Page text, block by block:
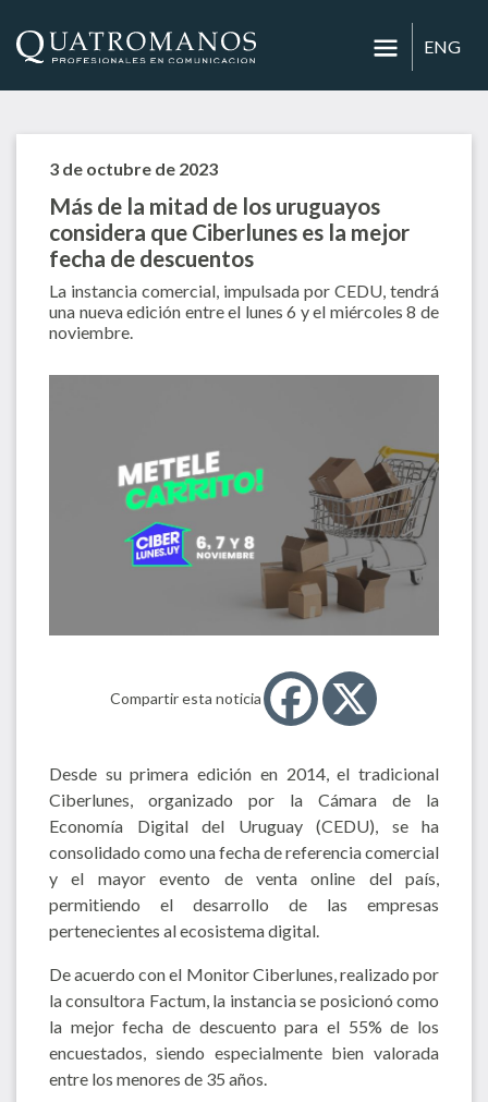
ENG
3 de octubre de 2023
Más de la mitad de los uruguayos
considera que Ciberlunes es la mejor
fecha de descuentos
La instancia comercial, impulsada por CEDU, tendrá
una nueva edición entre el lunes 6 y el miércoles 8 de
noviembre.
Compartir esta noticia
Desde su primera edición en 2014, el tradicional
Ciberlunes, organizado por la Cámara de la
Economía Digital del Uruguay (CEDU), se ha
consolidado como una fecha de referencia comercial
y el mayor evento de venta online del país,
permitiendo el desarrollo de las empresas
pertenecientes al ecosistema digital.
De acuerdo con el Monitor Ciberlunes, realizado por
la consultora Factum, la instancia se posicionó como
la mejor fecha de descuento para el 55% de los
encuestados, siendo especialmente bien valorada
entre los menores de 35 años.